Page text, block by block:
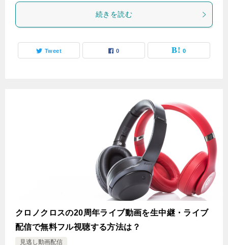
続きを読む
Tweet 0 0
クロノクロスの20周年ライブ動画を生中継・ライブ
配信で無料フル視聴する方法は？
見逃し動画配信